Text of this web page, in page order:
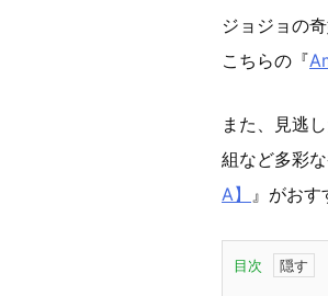
ジョジョの
こちらの『
また、見逃
組など多彩
A】 』がおす
目次